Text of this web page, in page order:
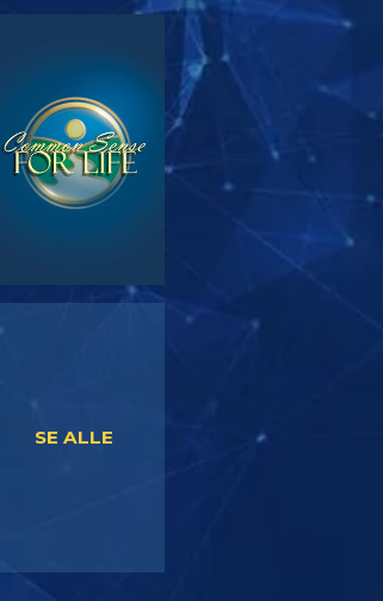
SE ALLE